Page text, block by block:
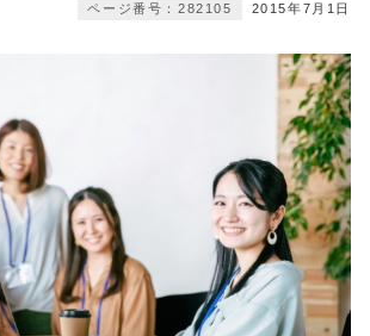
2015年7月1日
ページ番号：282105